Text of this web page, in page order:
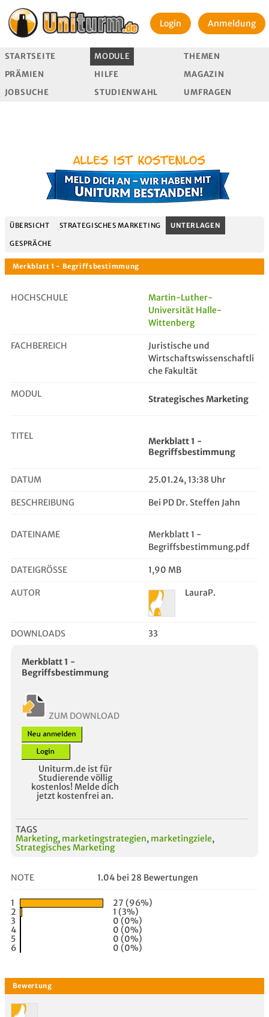
Login Anmeldung
STARTSEITE MODULE
THEMEN
PRÄMIEN
HILFE
MAGAZIN
JOBSUCHE
STUDIENWAHL UMFRAGEN
ÜBERSICHT STRATEGISCHES MARKETING UNTERLAGEN
GESPRÄCHE
HOCHSCHULE
Martin-Luther-
Universität Halle-
Wittenberg
FACHBEREICH
Juristische und
Wirtschaftswissenschaftli
che Fakultät
MODUL Strategisches Marketing
TITEL
Merkblatt 1 -
Begriffsbestimmung
DATUM 25.01.24, 13:38 Uhr
BESCHREIBUNG Bei PD Dr. Steffen Jahn
DATEINAME
Merkblatt 1 -
Begriffsbestimmung.pdf
DATEIGRÖSSE 1,90 MB
AUTOR LauraP.
DOWNLOADS 33
Merkblatt 1 -
Begriffsbestimmung
ZUM DOWNLOAD
Uniturm.de ist für
Studierende völlig
kostenlos! Melde dich
jetzt kostenfrei an.
TAGS
Marketing, marketingstrategien, marketingziele,
Strategisches Marketing
NOTE 1.04 bei 28 Bewertungen
1
27 (96%)
2
1 (3%)
3
0 (0%)
4
0 (0%)
5
0 (0%)
6
0 (0%)